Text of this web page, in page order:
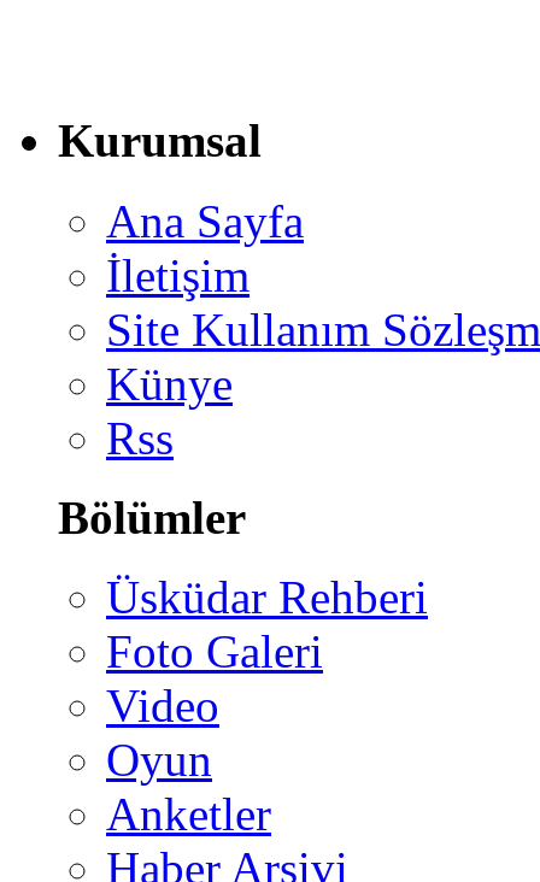
Kurumsal
Ana Sayfa
İletişim
Site Kullanım
Künye
Rss
Bölümler
Üsküdar Rehberi
Foto Galeri
Video
Oyun
Anketler
Haber Arşivi